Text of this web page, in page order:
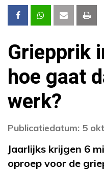
Griepprik
hoe gaat
werk?
Publicatiedatum: 5
Jaarlijks krijgen 6
oproep voor de